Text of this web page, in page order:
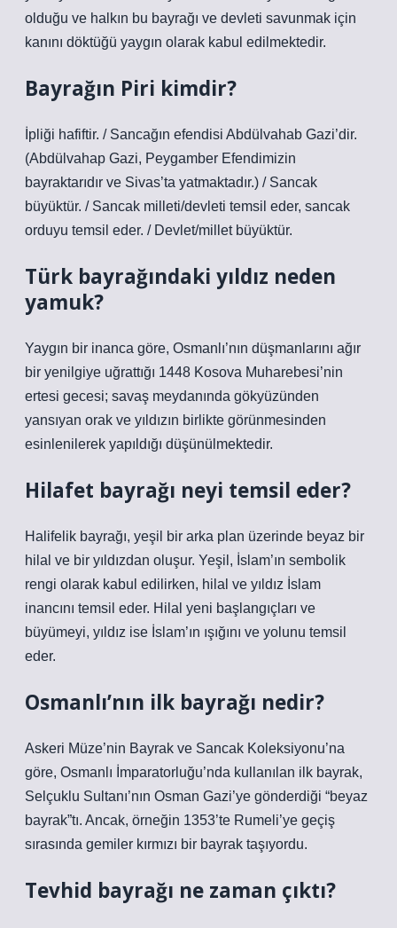
olduğu ve halkın bu bayrağı ve devleti savunmak için
kanını döktüğü yaygın olarak kabul edilmektedir.
Bayrağın Piri kimdir?
İpliği hafiftir. / Sancağın efendisi Abdülvahab Gazi’dir.
(Abdülvahap Gazi, Peygamber Efendimizin
bayraktarıdır ve Sivas’ta yatmaktadır.) / Sancak
büyüktür. / Sancak milleti/devleti temsil eder, sancak
orduyu temsil eder. / Devlet/millet büyüktür.
Türk bayrağındaki yıldız neden
yamuk?
Yaygın bir inanca göre, Osmanlı’nın düşmanlarını ağır
bir yenilgiye uğrattığı 1448 Kosova Muharebesi’nin
ertesi gecesi; savaş meydanında gökyüzünden
yansıyan orak ve yıldızın birlikte görünmesinden
esinlenilerek yapıldığı düşünülmektedir.
Hilafet bayrağı neyi temsil eder?
Halifelik bayrağı, yeşil bir arka plan üzerinde beyaz bir
hilal ve bir yıldızdan oluşur. Yeşil, İslam’ın sembolik
rengi olarak kabul edilirken, hilal ve yıldız İslam
inancını temsil eder. Hilal yeni başlangıçları ve
büyümeyi, yıldız ise İslam’ın ışığını ve yolunu temsil
eder.
Osmanlı’nın ilk bayrağı nedir?
Askeri Müze’nin Bayrak ve Sancak Koleksiyonu’na
göre, Osmanlı İmparatorluğu’nda kullanılan ilk bayrak,
Selçuklu Sultanı’nın Osman Gazi’ye gönderdiği “beyaz
bayrak”tı. Ancak, örneğin 1353’te Rumeli’ye geçiş
sırasında gemiler kırmızı bir bayrak taşıyordu.
Tevhid bayrağı ne zaman çıktı?